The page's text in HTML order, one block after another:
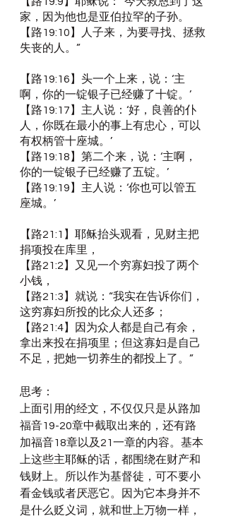
家，因为他也是亚伯拉罕的子孙。
【路19:10】人子来，为要寻找、拯救
失丧的人。”
【路19:16】头一个上来，说：‘主
啊，你的一锭银子已经赚了十锭。’
【路19:17】主人说：‘好，良善的仆
人，你既在最小的事上有忠心，可以
有权柄管十座城。’
【路19:18】第二个来，说：‘主啊，
你的一锭银子已经赚了五锭。’
【路19:19】主人说：‘你也可以管五
座城。’
【路21:1】耶稣抬头观看，见财主把
捐项投在库里，
【路21:2】又见一个穷寡妇投了两个
小钱，
【路21:3】就说：“我实在告诉你们，
这穷寡妇所投的比众人还多；
【路21:4】因为众人都是自己有余，
拿出来投在捐项里；但这寡妇是自己
不足，把她一切养生的都投上了。”
思考：
上面引用的经文，不仅仅只是从路加
福音19-20章中截取出来的，还有路
加福音18章以及21一章的内容。基本
上这些主耶稣的话，都围绕在财产和
钱财上。所以作为基督徒，可不要小
看金钱或者厌恶它。因为它本身并不
是什么贬义词，就和世上万物一样，